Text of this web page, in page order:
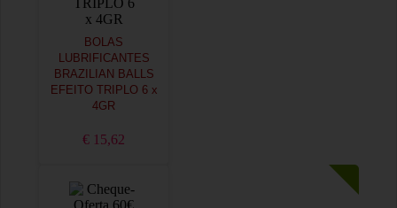
BOLAS
LUBRIFICANTES
BRAZILIAN BALLS
EFEITO TRIPLO 6 x
4GR
€ 15,62